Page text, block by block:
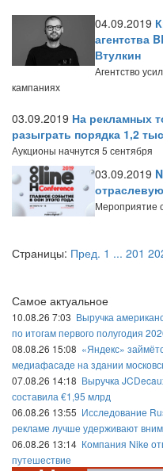
04.09.2019
агентства
Втулкин
Агентство
кампаниях
03.09.2019 На рекламных
разыграть порядка 1,2
Аукционы начнутся 5 сентября
03.09.2019
Мероприятие
Страницы: Пред. 1 ... 201
Самое актуальное
10.08.26 7:03 Выручка
по итогам первого полугодия
08.08.26 15:08 «Яндекс»
медиафасаде на здании
07.08.26 14:18 Выручка
составила €1,95 млрд
06.08.26 13:55 Исследование
рекламе лучше удерживают
06.08.26 13:14 Компания Nike
путешествие